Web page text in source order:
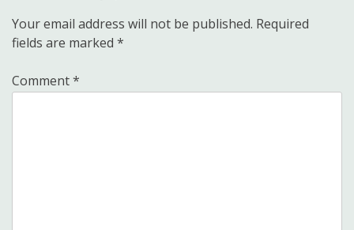
Your email address will not be published. Required
fields are marked *
Comment*